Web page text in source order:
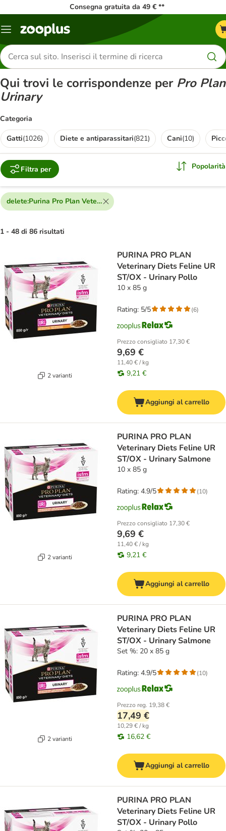
Consegna gratuita da 49 € **
Overview
Cerca
prodotti
Qui trovi le corrispondenze per Pro Plan
Urinary
Categoria
Gatti(1026) Diete e antiparassitari(821) Cani(10)
Filtra per Popolarità
delete:Purina Pro Plan Veterinary Diets
1 - 48 di 86 risultati
2 varianti
PURINA PRO PLAN
Veterinary Diets Feline UR
ST/OX - Urinary Pollo
10 x 85 g
Prezzo consigliato 17,30 €
9,69 €
11,40 € / kg
9,21 €
Rating: 5/5 (6)
Aggiungi al carrello
2 varianti
PURINA PRO PLAN
Veterinary Diets Feline UR
ST/OX - Urinary Salmone
10 x 85 g
Prezzo consigliato 17,30 €
9,69 €
11,40 € / kg
9,21 €
Rating: 4.9/5 (10)
Aggiungi al carrello
2 varianti
PURINA PRO PLAN
Veterinary Diets Feline UR
ST/OX - Urinary Salmone
Set %: 20 x 85 g
Prezzo reg. 19,38 €
17,49 €
10,29 € / kg
16,62 €
Rating: 4.9/5 (10)
Aggiungi al carrello
PURINA PRO PLAN
Veterinary Diets Feline UR
ST/OX - Urinary Pollo